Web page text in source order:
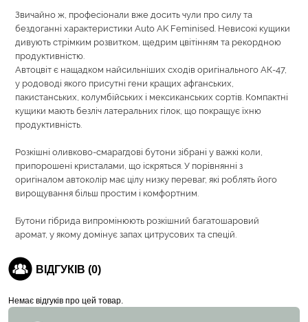
Звичайно ж, професіонали вже досить чули про силу та
бездоганні характеристики Auto AK Feminised. Невисокі кущики
дивують стрімким розвитком, щедрим цвітінням та рекордною
продуктивністю.
Автоцвіт є нащадком найсильніших сходів оригінального АК-47,
у родоводі якого присутні гени кращих афганських,
пакистанських, колумбійських і мексиканських сортів. Компактні
кущики мають безліч латеральних гілок, що покращує їхню
продуктивність.
Розкішні оливково-смарагдові бутони зібрані у важкі коли,
припорошені кристалами, що іскряться. У порівнянні з
оригіналом автоколір має цілу низку переваг, які роблять його
вирощування більш простим і комфортним.
Бутони гібрида випромінюють розкішний багатошаровий
аромат, у якому домінує запах цитрусових та спецій.
ВІДГУКІВ (0)
Немає відгуків про цей товар.